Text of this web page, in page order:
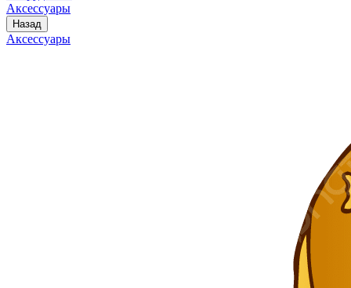
Аксессуары
Назад
Аксессуары